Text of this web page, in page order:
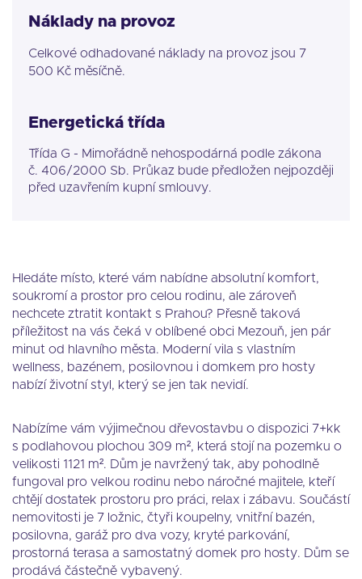
Náklady na provoz
Celkové odhadované náklady na provoz jsou 7
500 Kč měsíčně.
Energetická třída
Třída G - Mimořádně nehospodárná podle zákona
č. 406/2000 Sb. Průkaz bude předložen nejpozději
před uzavřením kupní smlouvy.
Hledáte místo, které vám nabídne absolutní komfort,
soukromí a prostor pro celou rodinu, ale zároveň
nechcete ztratit kontakt s Prahou? Přesně taková
příležitost na vás čeká v oblíbené obci Mezouň, jen pár
minut od hlavního města. Moderní vila s vlastním
wellness, bazénem, posilovnou i domkem pro hosty
nabízí životní styl, který se jen tak nevidí.
Nabízíme vám výjimečnou dřevostavbu o dispozici 7+kk
s podlahovou plochou 309 m², která stojí na pozemku o
velikosti 1121 m². Dům je navržený tak, aby pohodlně
fungoval pro velkou rodinu nebo náročné majitele, kteří
chtějí dostatek prostoru pro práci, relax i zábavu. Součástí
nemovitosti je 7 ložnic, čtyři koupelny, vnitřní bazén,
posilovna, garáž pro dva vozy, kryté parkování,
prostorná terasa a samostatný domek pro hosty. Dům se
prodává částečně vybavený.